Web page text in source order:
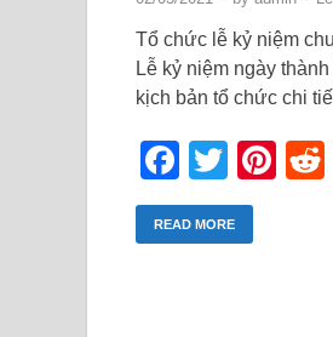
Tổ chức lễ kỷ niệm
Lễ kỷ niệm ngày
kịch bản tổ chức chi
READ MORE